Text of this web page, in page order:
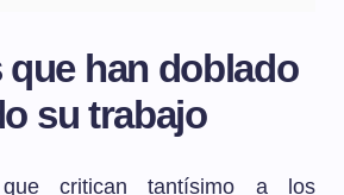
que han doblado
su trabajo
critican tantísimo a los